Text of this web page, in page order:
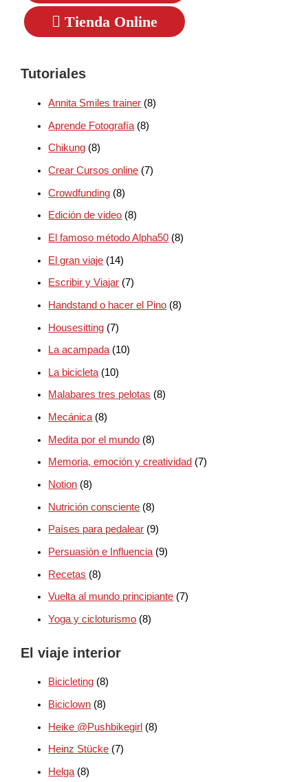
Tienda Online
Tutoriales
Annita Smiles trainer (8)
Aprende Fotografía (8)
Chikung (8)
Crear Cursos online (7)
Crowdfunding (8)
Edición de video (8)
El famoso método Alpha50 (8)
El gran viaje (14)
Escribir y Viajar (7)
Handstand o hacer el Pino (8)
Housesitting (7)
La acampada (10)
La bicicleta (10)
Malabares tres pelotas (8)
Mecánica (8)
Medita por el mundo (8)
Memoria, emoción y creatividad (7)
Notion (8)
Nutrición consciente (8)
Países para pedalear (9)
Persuasión e Influencia (9)
Recetas (8)
Vuelta al mundo principiante (7)
Yoga y cicloturismo (8)
El viaje interior
Bicicleting (8)
Biciclown (8)
Heike @Pushbikegirl (8)
Heinz Stücke (7)
Helga (8)